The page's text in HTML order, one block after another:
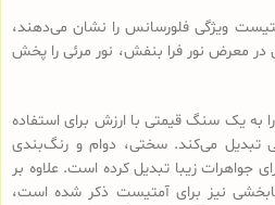
ویژگی فلورسانس را نشان می‌دهند،
در معرض نور فرا بنفش، نور مرئی را پخش
به یک سنگ قیمتی با ارزش برای استفاده
تبدیل می‌کند. سختی، دوام و رنگ‌بندی
جواهرات زیبا تبدیل کرده است. علاوه بر
نیز برای آمتیست ذکر شده است،